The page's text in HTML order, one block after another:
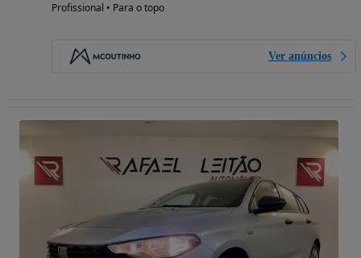
Profissional • Para o topo
Ver anúncios